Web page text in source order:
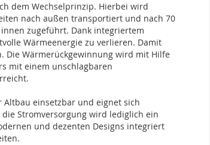
dem Wechselprinzip. Hierbei wird
nach außen transportiert und nach 70
zugeführt. Dank integriertem
Wärmeenergie zu verlieren. Damit
Die Wärmerückgewinnung wird mit Hilfe
mit einem unschlagbaren
Altbau einsetzbar und eignet sich
Stromversorgung wird lediglich ein
und dezenten Designs integriert